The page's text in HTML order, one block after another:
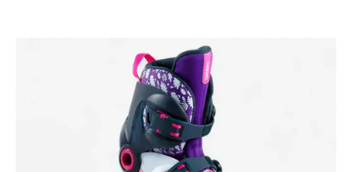
kısım. KAYMA KALİTESİ 82A sertlik derecesinde 80
mm veya 76 mm çapında freeride tekerlekler, ABEC7
rulmanlar. Sıkıştırılmış alüminyum frame. AYAK
DESTEĞİ Sert yapı ve üçlü bağlama sistemi (2
mikrometrik toka, bağcık). KONTROL KOLAYLIĞI 80
mm tekere 243 mm, 76 mm tekere 231 mm
sıkıştırılmış alüminyum frame. YIPRANMAYA KARŞI
DAYANIKLILIK Güçlendirmeler: ayağın yan kısmında